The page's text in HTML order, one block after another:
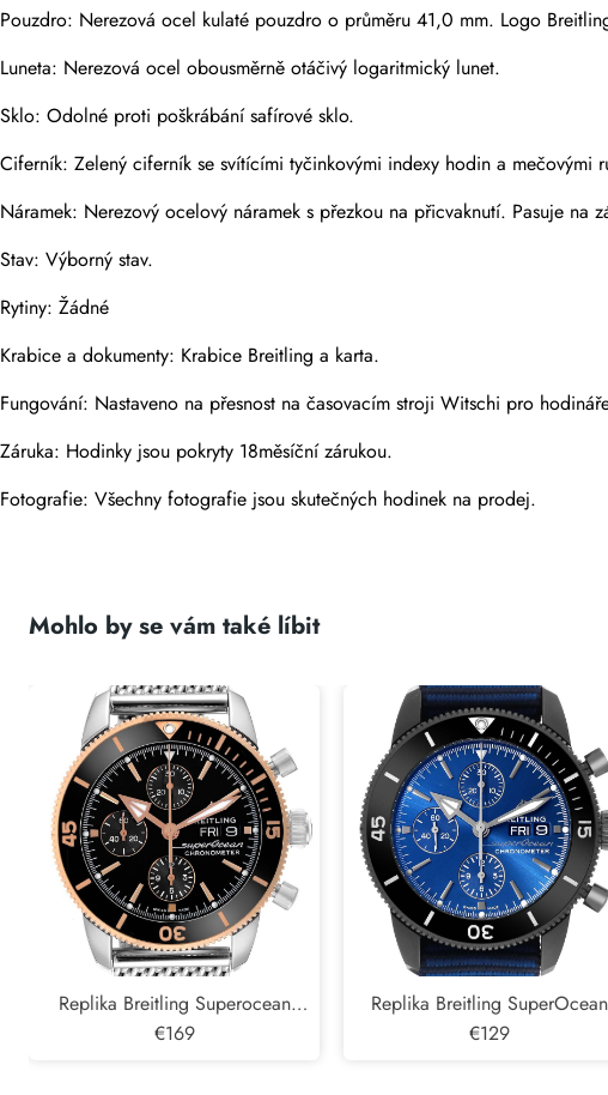
Pouzdro: Nerezová ocel kulaté pouzdro o průměru 41,0 mm. Logo
Luneta: Nerezová ocel obousměrně otáčivý logaritmický lunet.
Sklo: Odolné proti poškrábání safírové sklo.
Ciferník: Zelený ciferník se svítícími tyčinkovými indexy hodin a mečovými
Náramek: Nerezový ocelový náramek s přezkou na přicvaknutí. Pasuje na
Stav: Výborný stav.
Rytiny: Žádné
Krabice a dokumenty: Krabice Breitling a karta.
Fungování: Nastaveno na přesnost na časovacím stroji Witschi pro
Záruka: Hodinky jsou pokryty 18měsíční zárukou.
Fotografie: Všechny fotografie jsou skutečných hodinek na prodej.
Mohlo by se vám také líbit
Replika Breitling Superocean
Heritage II Steel Rose Gold Pánské
€169
Replika Breitling SuperOcean
Heritage DLC Steel Pánské
€129
Fotky
Zpráva